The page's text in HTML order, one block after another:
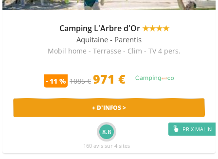
Camping L'Arbre d'Or★★★★
Aquitaine - Parentis
Mobil home - Terrasse - Clim - TV 4 pers.
- 11 % 1085 € 971 €
PRIX MALIN
+ D'INFOS >
8.8
160 avis sur 4 sites